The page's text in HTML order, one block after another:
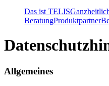
Das ist TELIS
BeratungProduktpartner
Allgemeines